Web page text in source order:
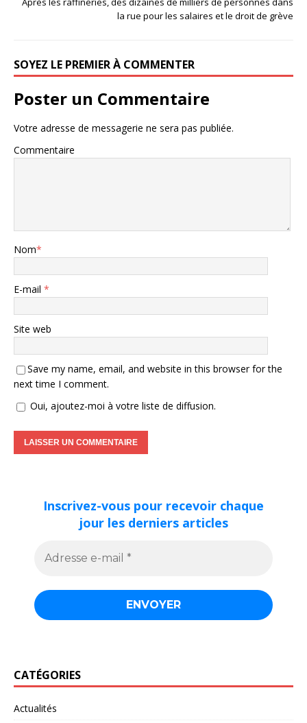
la rue pour les salaires et le droit de grève
SOYEZ LE PREMIER À COMMENTER
Poster un Commentaire
Votre adresse de messagerie ne sera pas publiée.
Commentaire
Nom*
E-mail *
Site web
Save my name, email, and website in this browser for the
next time I comment.
Oui, ajoutez-moi à votre liste de diffusion.
Inscrivez-vous pour recevoir chaque
jour les derniers articles
CATÉGORIES
Actualités